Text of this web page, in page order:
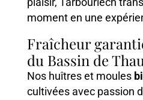
moment en une
Fraîcheur
du Bassin de Thau
Nos huîtres et moules
cultivées avec passion